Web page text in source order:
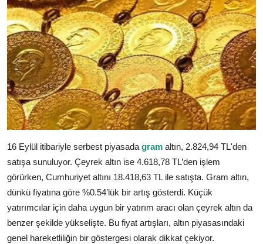
16 Eylül itibariyle serbest piyasadagram altın, 2.824,94 TL'den
satışa sunuluyor. Çeyrek altın ise 4.618,78 TL’den işlem
görürken, Cumhuriyet altını 18.418,63 TL ile satışta. Gram altın,
dünkü fiyatına göre %0.54’lük bir artış gösterdi. Küçük
yatırımcılar için daha uygun bir yatırım aracı olan çeyrek altın da
benzer şekilde yükselişte. Bu fiyat artışları, altın piyasasındaki
genel hareketliliğin bir göstergesi olarak dikkat çekiyor.